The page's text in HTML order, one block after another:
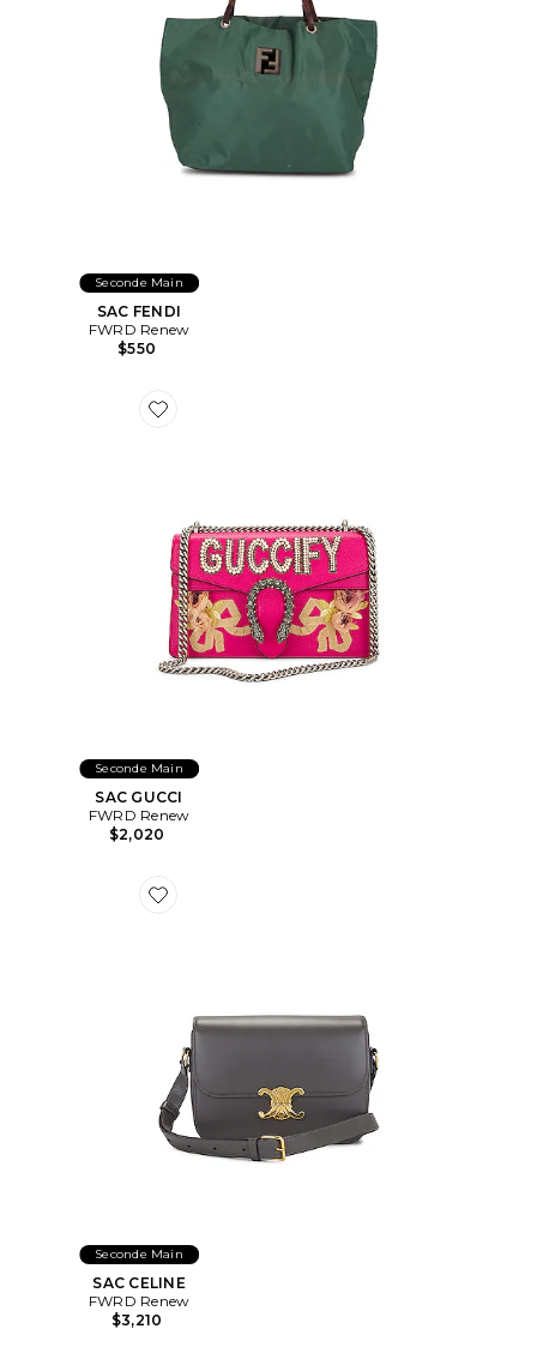
Seconde Main
SAC FENDI
FWRD Renew
$550
Favorite SAC GUCCI
Seconde Main
SAC GUCCI
FWRD Renew
$2,020
Favorite SAC CELINE
Seconde Main
SAC CELINE
FWRD Renew
$3,210